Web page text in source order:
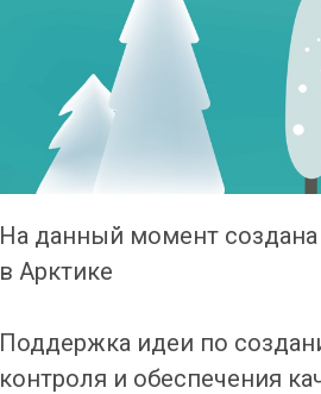
На данный момент
в Арктике
Поддержка идеи по
контроля и обеспечения